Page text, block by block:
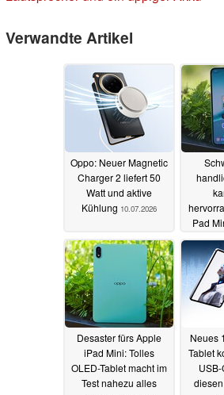
Testbericht
•
Test Oppo Pad Air
Lautsprecher und ein üppiger Akku
Verwandte Artikel
Charger 2 liefert 50
Watt und aktive
Kühlung
10.07.2026
Pad